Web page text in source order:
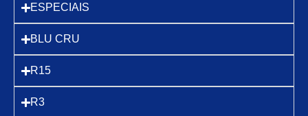
ESPECIAIS
BLU CRU
R15
R3